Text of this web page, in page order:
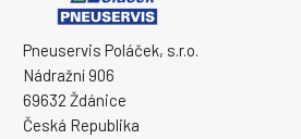
Pneuservis Poláček, s.r.o.
Nádražní 906
69632 Ždánice
Česká Republika